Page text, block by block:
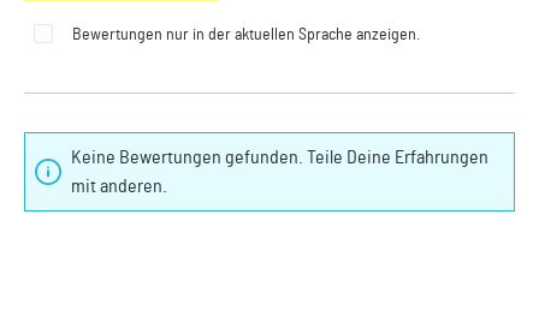
Bewertungen nur in der aktuellen Sprache anzeigen.
Keine Bewertungen gefunden. Teile Deine Erfahrungen
mit anderen.